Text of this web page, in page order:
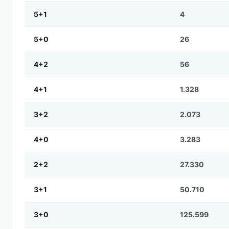
5+1 4
5+0 26
4+2 56
4+1 1.328
3+2 2.073
4+0 3.283
2+2 27.330
3+1 50.710
3+0 125.599